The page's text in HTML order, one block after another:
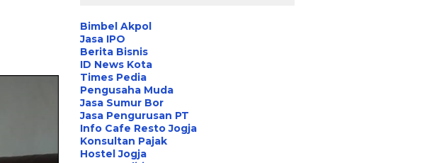
Bimbel Akpol
Jasa IPO
Berita Bisnis
ID News Kota
Times Pedia
Pengusaha Muda
Jasa Sumur Bor
Jasa Pengurusan PT
Info Cafe Resto Jogja
Konsultan Pajak
Hostel Jogja